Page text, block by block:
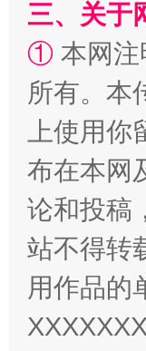
国家大学科
三、关于
① 本网注
所有。本
上使用
布在本网
论和投稿
站不得转
用作品的